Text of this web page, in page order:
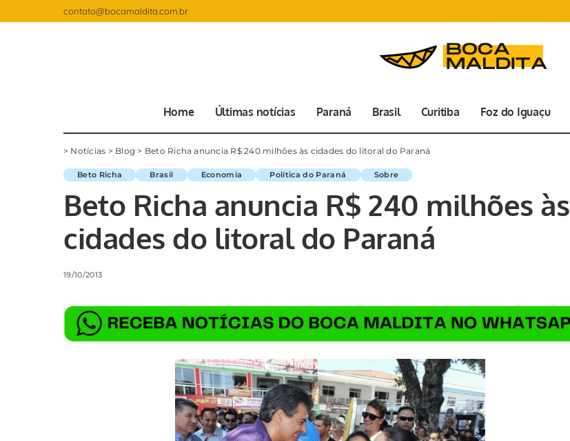
contato@bocamaldita.com.br
Home Últimas notícias Paraná Brasil Curitiba Foz do Iguaçu
> Notícias > Blog > Beto Richa anuncia R$ 240 milhões às cidades do litoral do Paraná
Beto Richa Brasil Economia Política do Paraná Sobre
Beto Richa anuncia R$ 240 milhões às
cidades do litoral do Paraná
19/10/2013